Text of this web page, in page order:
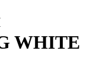
WHITE